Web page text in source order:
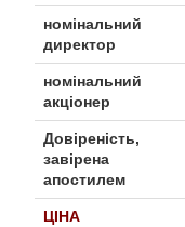
номінальний
директор
номінальний
акціонер
Довіреність,
завірена
апостилем
ЦІНА